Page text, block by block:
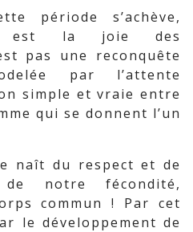
période s’achève,
est la joie des
pas une reconquête
par l’attente
simple et vraie entre
qui se donnent l’un
naît du respect et de
notre fécondité,
commun ! Par cet
le développement de